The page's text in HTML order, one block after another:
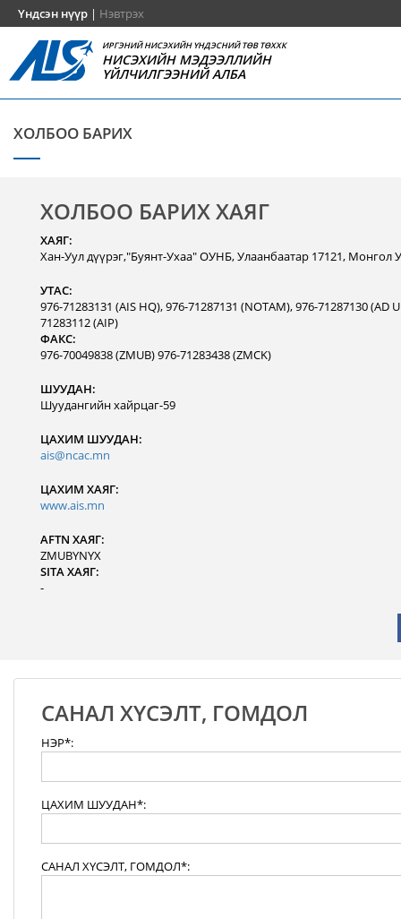
Үндсэн нүүр | Нэвтрэх
ИРГЭНИЙ НИСЭХИЙН ҮНДЭСНИЙ ТӨВ ТӨХХК
НИСЭХИЙН МЭДЭЭЛЛИЙН
ҮЙЛЧИЛГЭЭНИЙ АЛБА
ХОЛБОО БАРИХ
ХОЛБОО БАРИХ ХАЯГ
ХАЯГ:
Хан-Уул дүүрэг,"Буянт-Ухаа" ОУНБ, Улаанбаатар 17121, Монгол
УТАС:
976-71283131 (AIS HQ), 976-71287131 (NOTAM), 976-71287130 (AD
71283112 (AIP)
ФАКС:
976-70049838 (ZMUB) 976-71283438 (ZMCK)
ШУУДАН:
Шуудангийн хайрцаг-59
ЦАХИМ ШУУДАН:
ais@ncac.mn
ЦАХИМ ХАЯГ:
www.ais.mn
AFTN ХАЯГ:
ZMUBYNYX
SITA ХАЯГ:
-
САНАЛ ХҮСЭЛТ, ГОМДОЛ
НЭР*:
ЦАХИМ ШУУДАН*:
САНАЛ ХҮСЭЛТ, ГОМДОЛ*: